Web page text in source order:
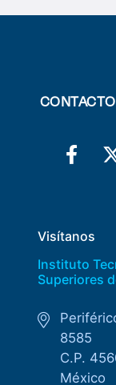
CONTACTO
Visítanos
Instituto
Superiores
8585
C.P.
México